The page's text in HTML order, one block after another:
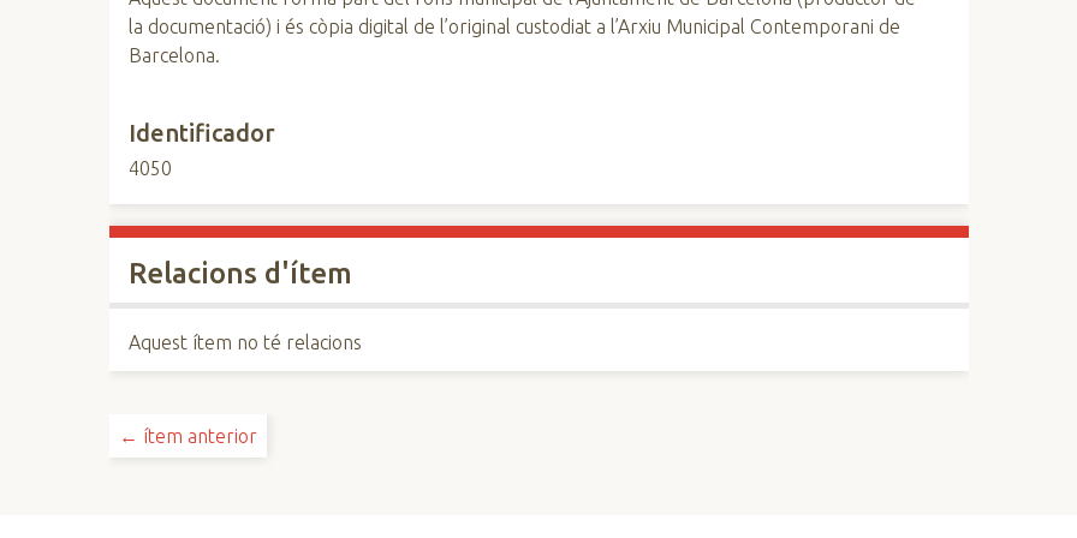
la documentació) i és còpia digital de l’original custodiat a l’Arxiu Municipal Contemporani de
Barcelona.
Identificador
4050
Relacions d'ítem
Aquest ítem no té relacions
← ítem anterior